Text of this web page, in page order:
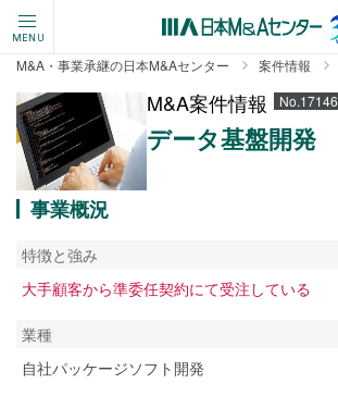
MENU
M&A・事業承継の日本M&Aセンター 案件情報
M&A案件情報 No.17146
データ基盤開発
事業概況
特徴と強み
大手顧客から準委任契約にて受注している
業種
自社パッケージソフト開発